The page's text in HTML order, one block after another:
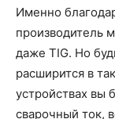
Именно
производитель
даже TIG. Но
расширится в
устройствах вы
сварочный ток,